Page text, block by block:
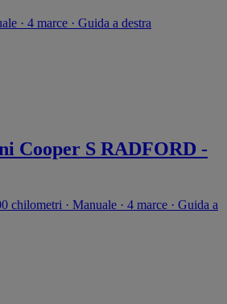
· 4 marce · Guida a destra
Cooper S RADFORD -
chilometri · Manuale · 4 marce · Guida a